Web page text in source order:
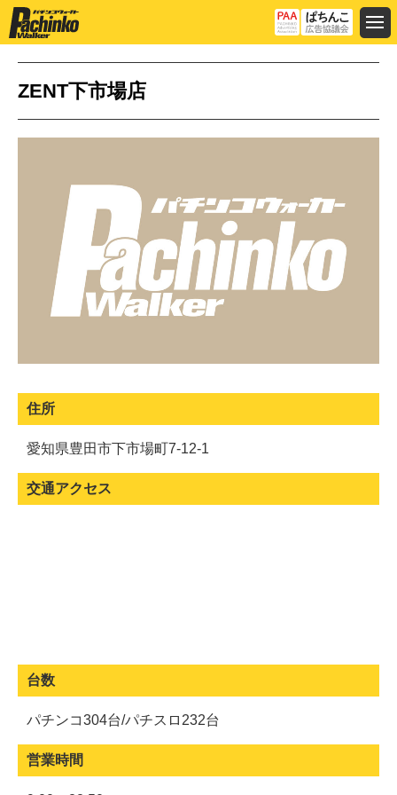
ZENT下市場店
住所
愛知県豊田市下市場町7-12-1
交通アクセス
台数
パチンコ304台/パチスロ232台
営業時間